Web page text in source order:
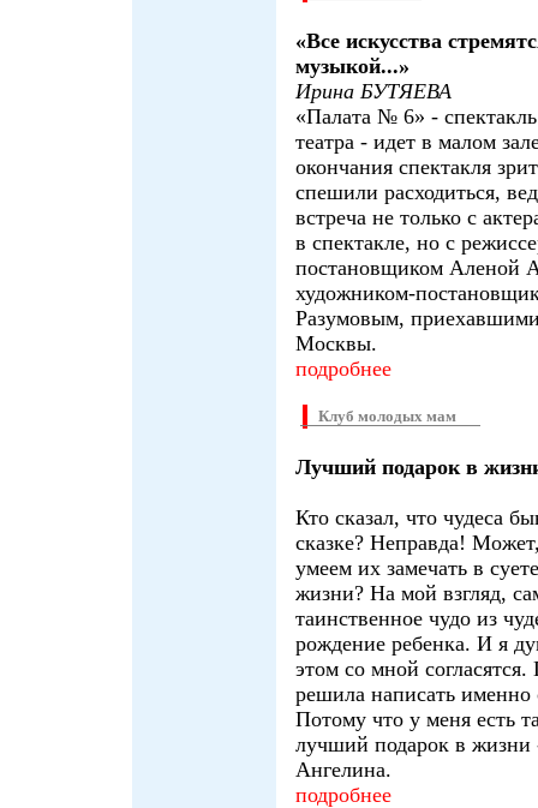
«Все искусства
музыкой...»
Ирина БУТЯЕВА
«Палата № 6» - спектакль
театра - идет в малом
окончания спектакля
спешили расходиться,
встреча не только с
в спектакле, но с
постановщиком Аленой
художником-
Разумовым,
Москвы.
подробнее
Клуб молодых мам
Лучший подарок в
Кто сказал, что чудеса
сказке? Неправда!
умеем их замечать в
жизни? На мой взгляд,
таинственное чудо из
рождение ребенка. И я
этом со мной
решила написать именно
Потому что у меня есть
лучший подарок в жизни
Ангелина.
подробнее